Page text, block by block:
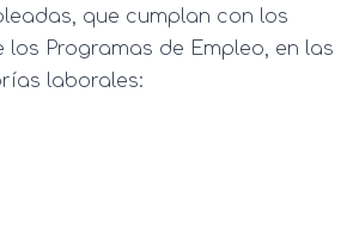
que cumplan con los
los Programas de Empleo, en las
laborales: